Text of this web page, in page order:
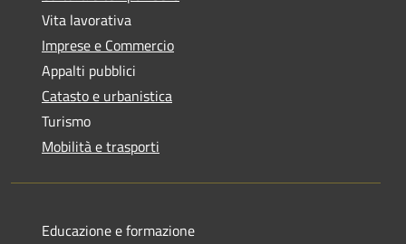
Vita lavorativa
Imprese e Commercio
Appalti pubblici
Catasto e urbanistica
Turismo
Mobilità e trasporti
Educazione e formazione